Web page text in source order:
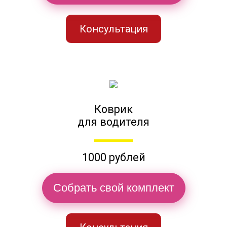
Консультация
Коврик
для водителя
1000 рублей
Собрать свой комплект